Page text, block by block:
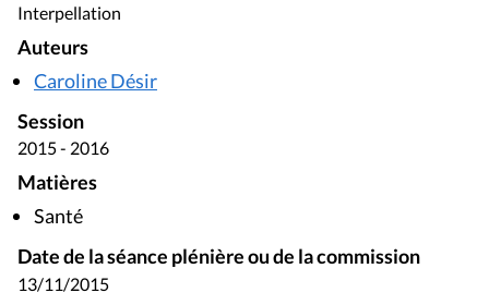
Interpellation
Auteurs
Caroline Désir
Session
2015 - 2016
Matières
Santé
Date de la séance plénière ou de la commission
13/11/2015